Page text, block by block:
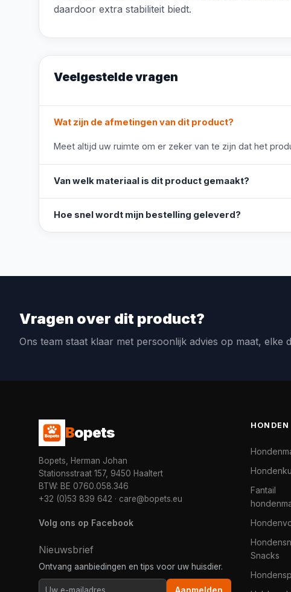
daardoor extra stabiliteit biedt.
Veelgestelde vragen
Wat zijn de afmetingen van dit product?
Meet altijd uw ruimte om er zeker van te zijn dat het
Van welk materiaal is dit product gemaakt?
Hoe snel wordt mijn bestelling geleverd?
Vragen over dit product?
Ons team staat klaar met persoonlijk advies op maat, elke
Bopets
Bopets, Herman Johan
Stationsstraat 157, 9450 Haaltert
BTW: BE 0760.058.346
+32 (0)53 839 642 · care@bopets.eu
Volg ons op Facebook
Nieuwsbrief
Ontvang aanbiedingen en tips voor uw huisdier.
HONDEN
Fantail
Snacks